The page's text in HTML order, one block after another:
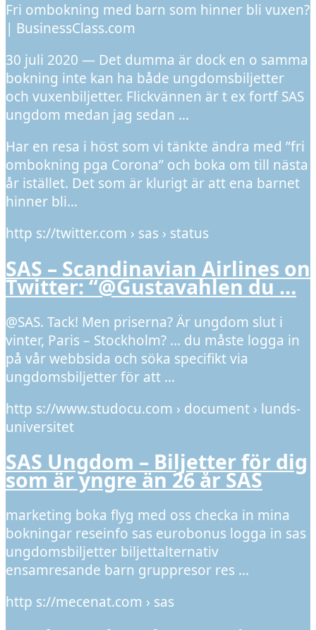
Fri ombokning med barn som hinner bli vuxen?
| BusinessClass.com
30 juli 2020 — Det dumma är dock en o samma
bokning inte kan ha både ungdomsbiljetter
och vuxenbiljetter. Flickvännen är t ex fortf SAS
ungdom medan jag sedan …
Har en resa i höst som vi tänkte ändra med ”fri
ombokning pga Corona” och boka om till nästa
år istället. Det som är klurigt är att ena barnet
hinner bli…
http s://twitter.com › sas › status
SAS – Scandinavian Airlines on
Twitter: “@Gustavahlen du …
@SAS. Tack! Men priserna? Är ungdom slut i
vinter, Paris – Stockholm? … du måste logga in
på vår webbsida och söka specifikt via
ungdomsbiljetter för att …
http s://www.studocu.com › document › lunds-
universitet
SAS Ungdom – Biljetter för dig
som är yngre än 26 år SAS
marketing boka flyg med oss checka in mina
bokningar reseinfo sas eurobonus logga in sas
ungdomsbiljetter biljettalternativ
ensamresande barn gruppresor res …
http s://mecenat.com › sas